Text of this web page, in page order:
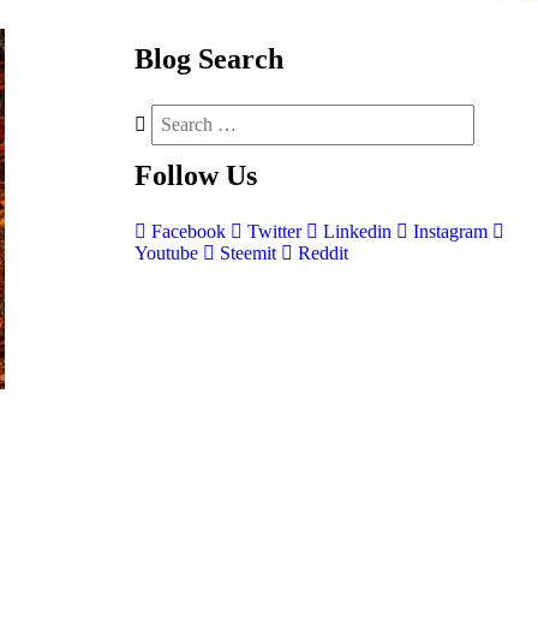
Blog Search
Follow Us
Facebook Twitter Linkedin
Instagram
Youtube
Steemit Reddit